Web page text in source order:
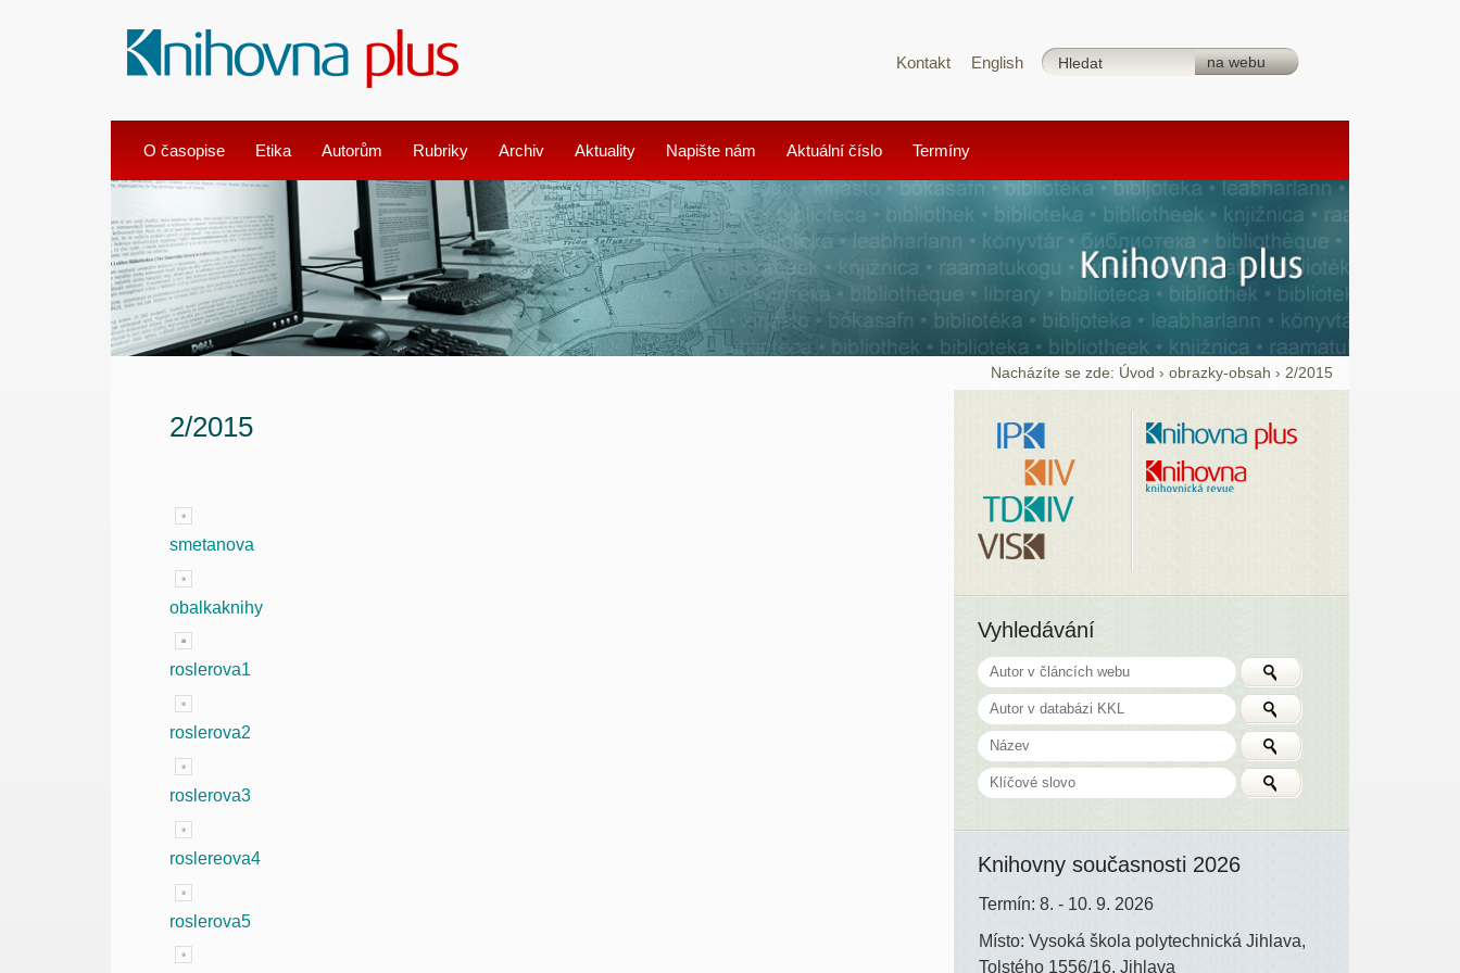
Kontakt English
O časopise Etika Autorům Rubriky Archiv Aktuality Napište nám Aktuální číslo Termíny
Nacházíte se zde: Úvod ›obrazky-obsah › 2/2015
2/2015
smetanova
obalkaknihy
roslerova1
roslerova2
roslerova3
roslereova4
roslerova5
Vyhledávání
Knihovny současnosti 2026
Termín: 8. - 10. 9. 2026
Místo: Vysoká škola polytechnická Jihlava,
Tolstého 1556/16, Jihlava